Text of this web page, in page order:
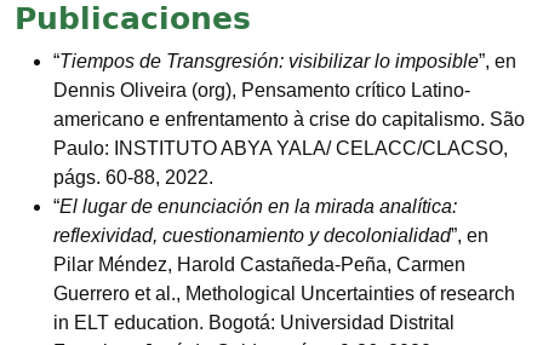
Publicaciones
“Tiempos de Transgresión: visibilizar lo imposible”, en
Dennis Oliveira (org), Pensamento crítico Latino-
americano e enfrentamento à crise do capitalismo. São
Paulo: INSTITUTO ABYA YALA/ CELACC/CLACSO,
págs. 60-88, 2022.
“El lugar de enunciación en la mirada analítica:
reflexividad, cuestionamiento y decolonialidad”, en
Pilar Méndez, Harold Castañeda-Peña, Carmen
Guerrero et al., Methological Uncertainties of research
in ELT education. Bogotá: Universidad Distrital